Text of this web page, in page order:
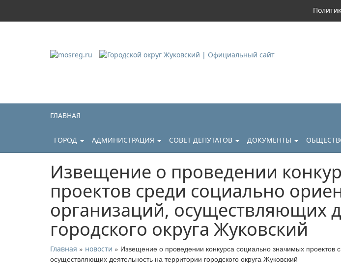
ГЛАВНАЯ
ГОРОД АДМИНИСТРАЦИЯ СОВЕТ ДЕПУТАТОВ ДОКУМЕНТЫ
Извещение о проведении
проектов среди социально
организаций, осуществляющих
городского округа Жуковский
Главная » новости » Извещение о проведении конкурса социально значимых
осуществляющих деятельность на территории городского округа Жуковский